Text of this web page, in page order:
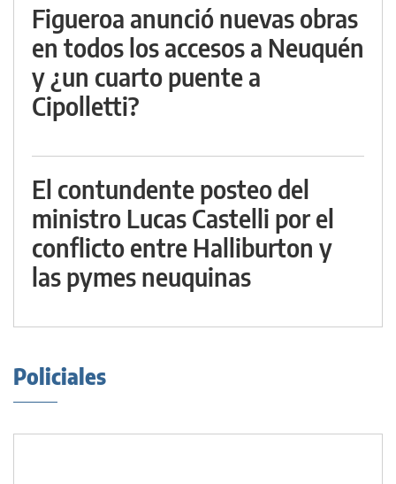
Figueroa anunció nuevas obras
en todos los accesos a Neuquén
y ¿un cuarto puente a
Cipolletti?
El contundente posteo del
ministro Lucas Castelli por el
conflicto entre Halliburton y
las pymes neuquinas
Policiales